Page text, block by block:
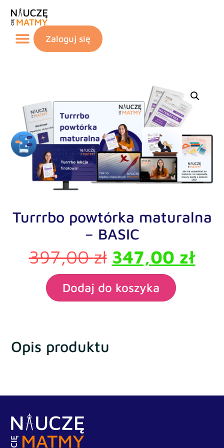
Zaloguj się
Turrrbo powtórka maturalna
– BASIC
397,00zł 347,00 zł
Dodaj do koszyka
Opis produktu